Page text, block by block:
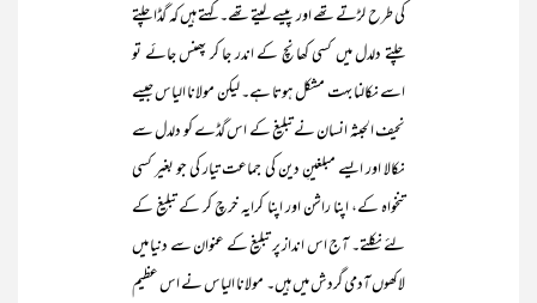
کی طرح لڑتے تھے اور پیسے لیتے تھے۔ کہتے ہیں کہ گڈا چلتے
چلتے دلدل میں کسی کھانچ کے اندر جا کر پھنس جائے تو
اسے نکالنا بہت مشکل ہوتا ہے۔ لیکن مولانا الیاس جیسے
نحیف الحبثہ انسان نے تبلیغ کے اس گڈے کو دلدل سے
نکالا اور ایسے مبلغینِ دین کی جماعت تیار کی جو بغیر کسی
تنخواہ کے، اپنا راشن اور اپنا کرایہ خرچ کر کے تبلیغ کے
لئے نکلتے۔ آج اس انداز پر تبلیغ کے عنوان سے دنیا میں
لاکھوں آدمی گردش میں ہیں۔ مولانا الیاس نے اس عظیم